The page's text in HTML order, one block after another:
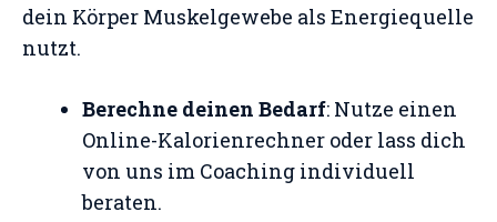
dein Körper Muskelgewebe als Energiequelle
nutzt.
Berechne deinen Bedarf: Nutze einen
Online-Kalorienrechner oder lass dich
von uns im Coaching individuell
beraten.